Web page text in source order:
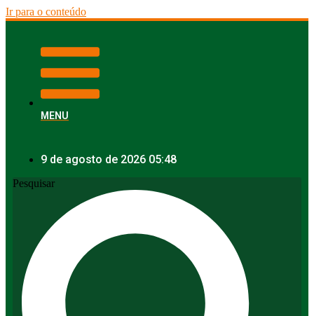
Ir para o conteúdo
MENU
9 de agosto de 2026 05:48
Pesquisar